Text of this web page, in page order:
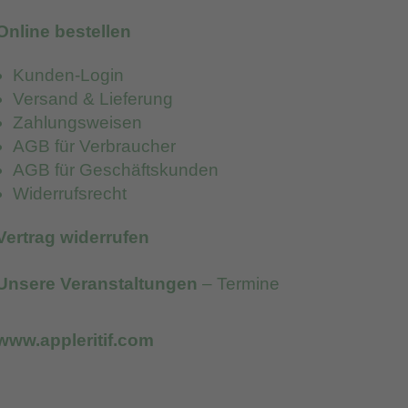
bestellen
Kunden-Login
Versand & Lieferung
Zahlungsweisen
AGB für Verbraucher
AGB für Geschäftskunden
Widerrufsrecht
widerrufen
Veranstaltungen – Termine